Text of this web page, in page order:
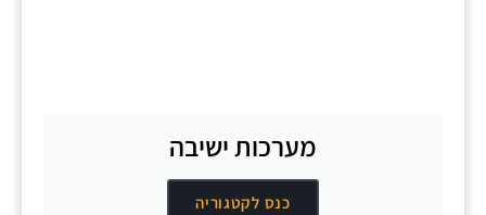
מערכות ישיבה
כנס לקטגוריה